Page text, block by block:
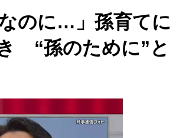
のに…」孫育てに
“孫のために”と